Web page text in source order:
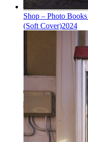
Shop – Photo Books
(Soft Cover)2024